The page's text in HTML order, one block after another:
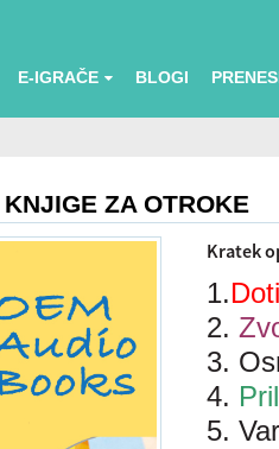
E-IGRAČE BLOGI
ZA OTROKE
Kratek
1.
2.
3.
4.
5.